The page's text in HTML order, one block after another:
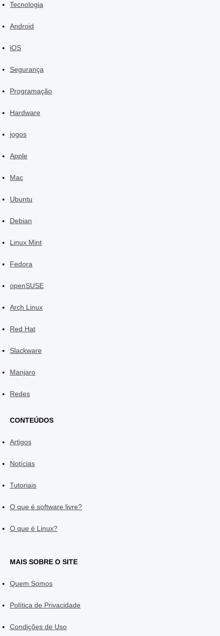
Tecnologia
Android
iOS
Segurança
Programação
Hardware
jogos
Apple
Mac
Ubuntu
Debian
Linux Mint
Fedora
openSUSE
Arch Linux
Red Hat
Slackware
Manjaro
Redes
CONTEÚDOS
Artigos
Notícias
Tutoriais
O que é software livre?
O que é Linux?
MAIS SOBRE O SITE
Quem Somos
Política de Privacidade
Condições de Uso